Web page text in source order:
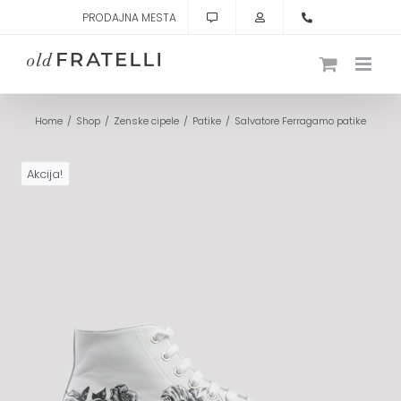
content
PRODAJNA MESTA
Home Shop Zenske cipele Patike Salvatore Ferragamo patike
Akcija!